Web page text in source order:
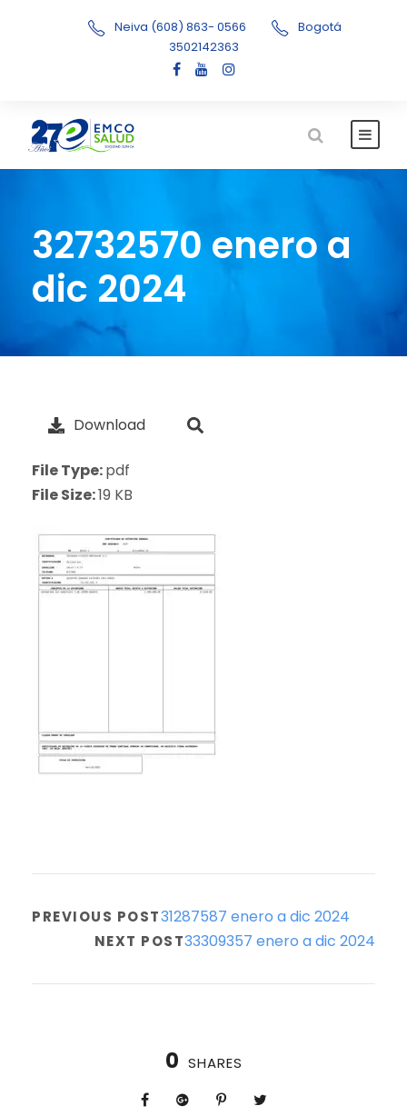
Neiva (608) 863- 0566
Bogotá
3502142363
32732570 enero a
dic 2024
Download
File Type:pdf
File Size:19 KB
PREVIOUS POST31287587 enero a dic 2024
NEXT POST33309357 enero a dic 2024
0 SHARES